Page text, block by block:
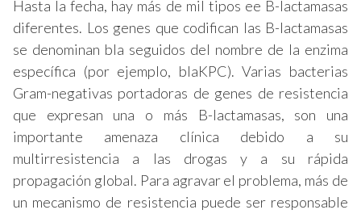
Hasta la fecha, hay más de mil tipos ee B-lactamasas
diferentes. Los genes que codifican las B-lactamasas
se denominan bla seguidos del nombre de la enzima
específica (por ejemplo, blaKPC). Varias bacterias
Gram-negativas portadoras de genes de resistencia
que expresan una o más B-lactamasas, son una
importante amenaza clínica debido a su
multirresistencia a las drogas y a su rápida
propagación global. Para agravar el problema, más de
un mecanismo de resistencia puede ser responsable